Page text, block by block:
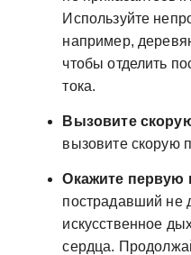
Используйте
например,
чтобы отделить
тока.
Вызовите
вызовите скорую
Окажите
пострадавший не
искусственное
сердца.